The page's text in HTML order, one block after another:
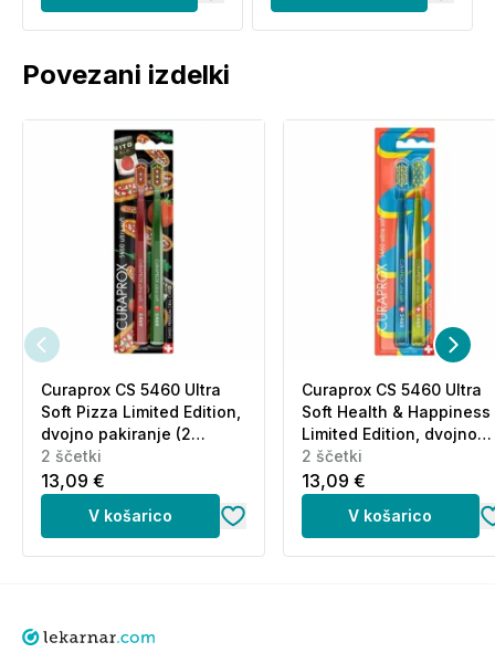
Povezani izdelki
Curaprox CS 5460 Ultra
Soft Pizza Limited Edition,
dvojno pakiranje (2
ščetki)
2 ščetki
13,09 €
V košarico
Curaprox CS 5460 Ultra
Soft Health & Happiness
Limited Edition, dvojno
pakiranje (2 ščetki)
2 ščetki
13,09 €
V košarico